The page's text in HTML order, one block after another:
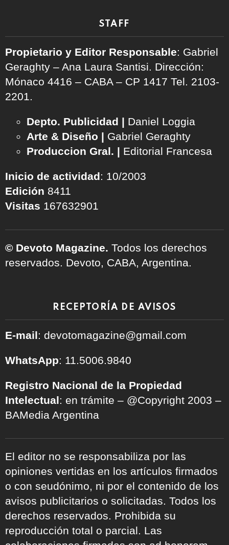
STAFF
Propietario y Editor Responsable: Gabriel
Geraghty – Ana Laura Santisi. Dirección:
Mónaco 4416 – CABA – CP 1417 Tel. 2103-
2201.
Depto. Publicidad | Daniel Loggia
Arte & Diseño | Gabriel Geraghty
Produccion Gral. | Editorial Francesa
Inicio de actividad: 10/2003
Edición 8411
Visitas 167632901
© Devoto Magazine. Todos los derechos
reservados. Devoto, CABA, Argentina.
RECEPTORÍA DE AVISOS
E-mail: devotomagazine@gmail.com
WhatsApp: 11.5006.9840
Registro Nacional de la Propiedad
Intelectual: en trámite – @Copyright 2003 –
BAMedia Argentina
El editor no se responsabiliza por las
opiniones vertidas en los artículos firmados
o con seudónimo, ni por el contenido de los
avisos publicitarios o solicitadas. Todos los
derechos reservados. Prohibida su
reproducción total o parcial. Las